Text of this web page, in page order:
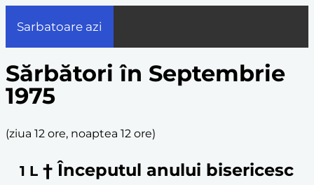
Sarbatoare azi
Sărbători în Septembrie
1975
(ziua 12 ore, noaptea 12 ore)
1 L † Începutul anului bisericesc